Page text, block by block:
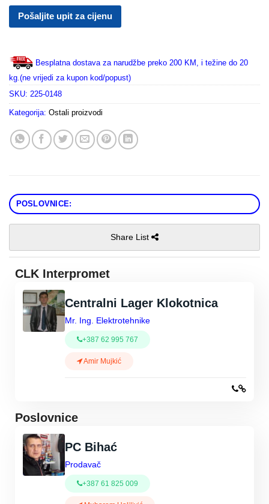
Pošaljite upit za cijenu
Besplatna dostava za narudžbe preko 200 KM, i težine do 20
kg.(ne vrijedi za kupon kod/popust)
SKU: 225-0148
Kategorija: Ostali proizvodi
POSLOVNICE:
Share List
CLK Interpromet
Centralni Lager Klokotnica
Mr. Ing. Elektrotehnike
+387 62 995 767
Amir Mujkić
Poslovnice
PC Bihać
Prodavač
+387 61 825 009